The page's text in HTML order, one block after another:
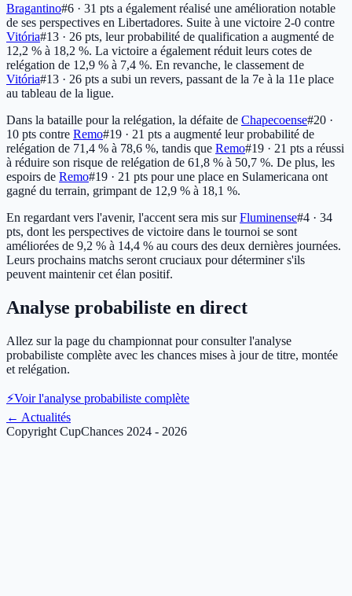
Bragantino#6 · 31 pts a également réalisé une amélioration notable
de ses perspectives en Libertadores. Suite à une victoire 2-0 contre
Vitória#13 · 26 pts, leur probabilité de qualification a augmenté de
12,2 % à 18,2 %. La victoire a également réduit leurs cotes de
relégation de 12,9 % à 7,4 %. En revanche, le classement de
Vitória#13 · 26 pts a subi un revers, passant de la 7e à la 11e place
au tableau de la ligue.
Dans la bataille pour la relégation, la défaite de Chapecoense#20 ·
10 pts contre Remo#19 · 21 pts a augmenté leur probabilité de
relégation de 71,4 % à 78,6 %, tandis que Remo#19 · 21 pts a réussi
à réduire son risque de relégation de 61,8 % à 50,7 %. De plus, les
espoirs de Remo#19 · 21 pts pour une place en Sulamericana ont
gagné du terrain, grimpant de 12,9 % à 18,1 %.
En regardant vers l'avenir, l'accent sera mis surFluminense#4 · 34
pts, dont les perspectives de victoire dans le tournoi se sont
améliorées de 9,2 % à 14,4 % au cours des deux dernières journées.
Leurs prochains matchs seront cruciaux pour déterminer s'ils
peuvent maintenir cet élan positif.
Analyse probabiliste en direct
Allez sur la page du championnat pour consulter l'analyse
probabiliste complète avec les chances mises à jour de titre, montée
et relégation.
⚡Voir l'analyse probabiliste complète
← Actualités
Copyright CupChances 2024 - 2026